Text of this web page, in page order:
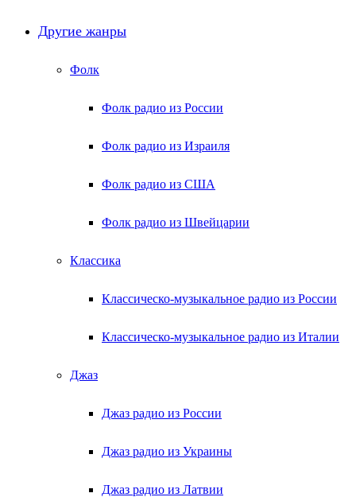
Другие жанры
Фолк
Фолк радио из России
Фолк радио из Израиля
Фолк радио из США
Фолк радио из Швейцарии
Классика
Классическо-музыкальное радио из России
Классическо-музыкальное радио из Италии
Джаз
Джаз радио из России
Джаз радио из Украины
Джаз радио из Латвии